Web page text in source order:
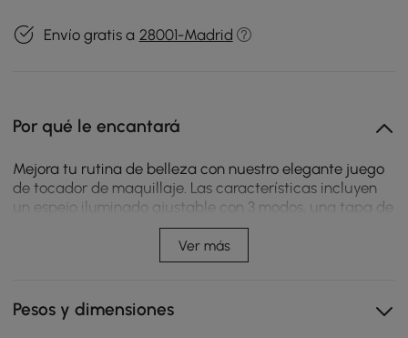
Envío gratis a 28001-Madrid
Por qué le encantará
Mejora tu rutina de belleza con nuestro elegante juego
de tocador de maquillaje. Las características incluyen
un espejo iluminado ajustable con 3 modos, una tapa de
vidrio templado duradero, un expositor integrado para
joyas, un armario lateral con una parte superior
transparente y una estación de carga múltiple con 1
Espejo iluminado con 3 modos
Ver más
Pesos y dimensiones